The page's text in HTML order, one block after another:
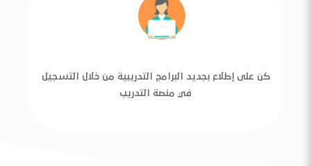
كن على إطلاع بجديد البرامج التدريبية من خلال التسجيل
في منصة التدريب